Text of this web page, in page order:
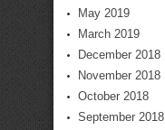
May 2019
March 2019
December 2018
November 2018
October 2018
September 2018